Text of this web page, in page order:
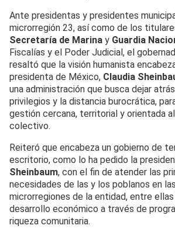
Ante presidentas y presidentes
microrregión 23, así como de los
Secretaría de Marina y Guardia
Fiscalías y el Poder Judicial, el
resaltó que la visión humanista
presidenta de México, Claudia
una administración que busca dejar
privilegios y la distancia burocrática,
gestión cercana, territorial y orientada
colectivo.
Reiteró que encabeza un gobierno de
escritorio, como lo ha pedido la
Sheinbaum, con el fin de atender las
necesidades de las y los poblanos en
microrregiones de la entidad, entre
desarrollo económico a través de
riqueza comunitaria.